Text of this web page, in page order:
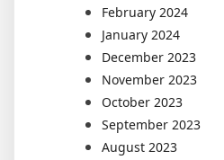
February 2024
January 2024
December 2023
November 2023
October 2023
September 2023
August 2023